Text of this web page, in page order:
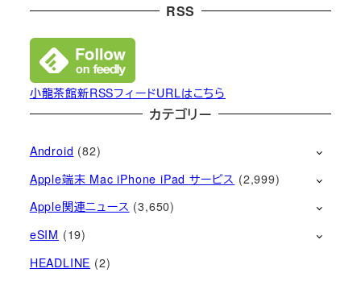
RSS
小龍茶館新RSSフィードURLはこちら
カテゴリー
Android (82)
Apple端末 Mac iPhone iPad サービス (2,999)
Apple関連ニュース (3,650)
eSIM (19)
HEADLINE (2)